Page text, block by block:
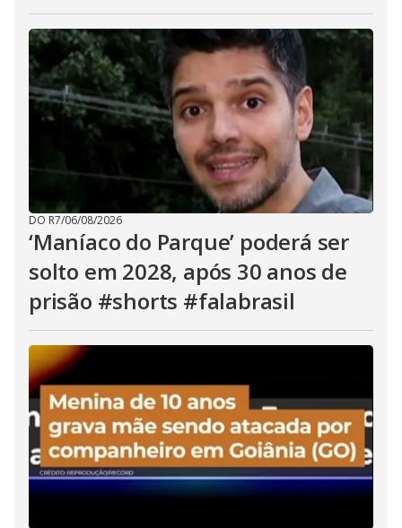
DO R7/06/08/2026
‘Maníaco do Parque’ poderá ser
solto em 2028, após 30 anos de
prisão #shorts #falabrasil